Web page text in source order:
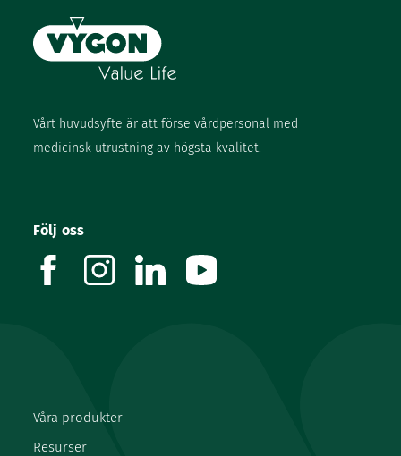
Vårt huvudsyfte är att förse vårdpersonal med
medicinsk utrustning av högsta kvalitet.
Våra produkter
Resurser
Följ oss
facebookinstagramlinkedin